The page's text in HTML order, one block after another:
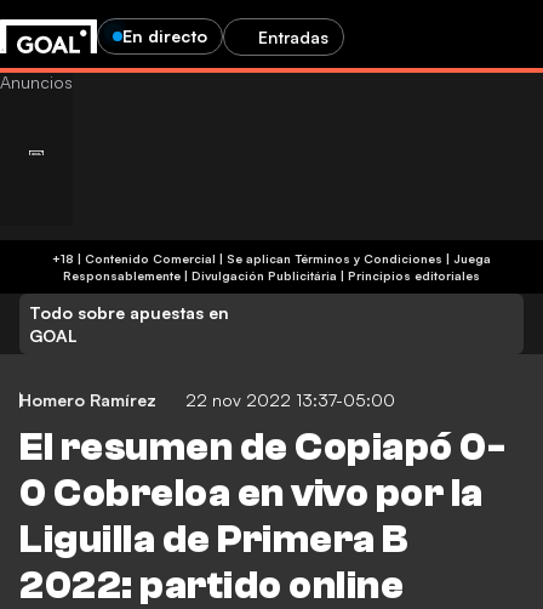
En directo Entradas
+18 | Contenido Comercial | Se aplican Términos y Condiciones | Juega
Responsablemente | Divulgación Publicitária | Principios editoriales
Todo sobre apuestas en
GOAL
Homero Ramírez 22 nov 2022 13:37-05:00
El resumen de Copiapó 0-
0 Cobreloa en vivo por la
Liguilla de Primera B
2022: partido online